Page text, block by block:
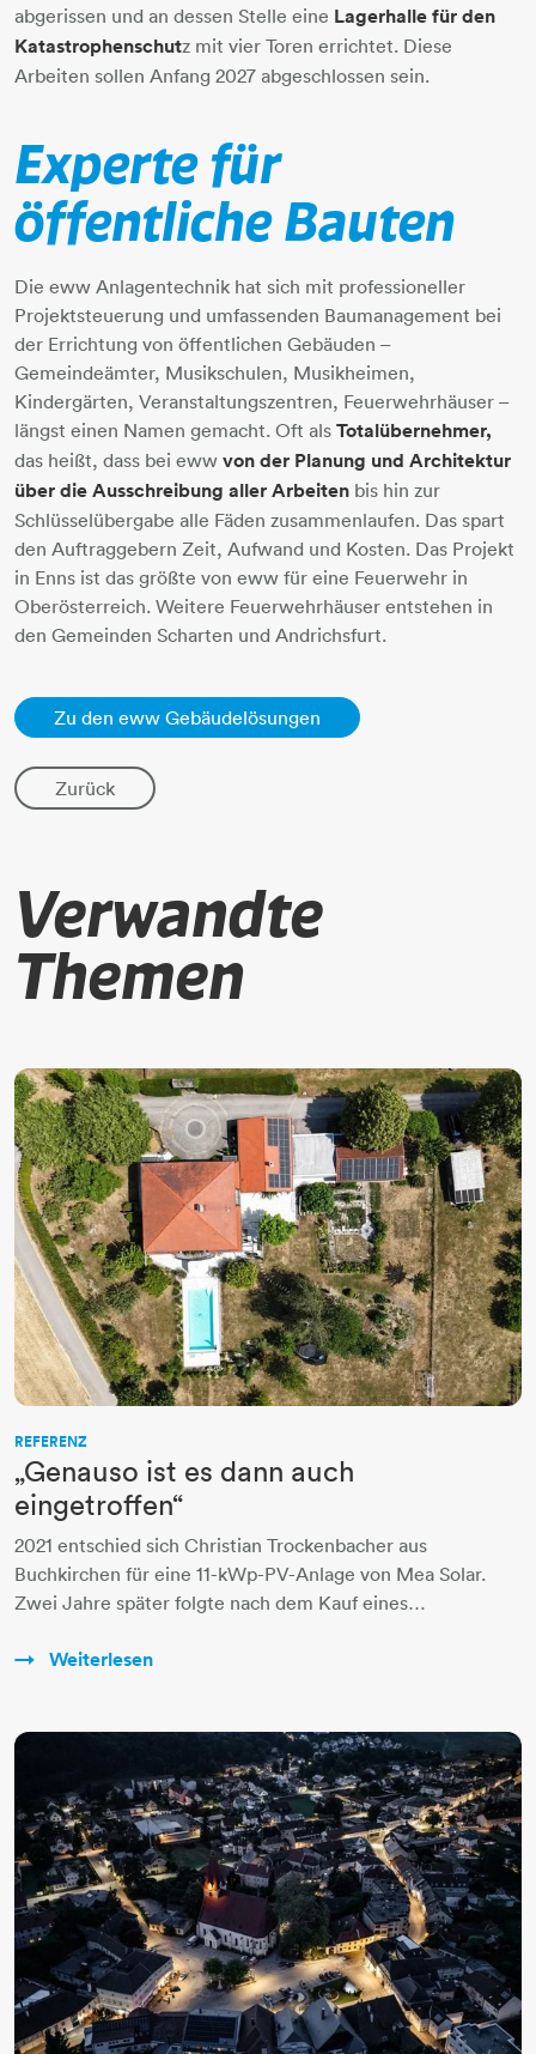
abgerissen und an dessen Stelle eine Lagerhalle für den
Katastrophenschutz mit vier Toren errichtet. Diese
Arbeiten sollen Anfang 2027 abgeschlossen sein.
Experte für
öffentliche Bauten
Die eww Anlagentechnik hat sich mit professioneller
Projektsteuerung und umfassenden Baumanagement bei
der Errichtung von öffentlichen Gebäuden –
Gemeindeämter, Musikschulen, Musikheimen,
Kindergärten, Veranstaltungszentren, Feuerwehrhäuser –
längst einen Namen gemacht. Oft als Totalübernehmer,
das heißt, dass bei eww von der Planung und Architektur
über die Ausschreibung aller Arbeiten bis hin zur
Schlüsselübergabe alle Fäden zusammenlaufen. Das spart
den Auftraggebern Zeit, Aufwand und Kosten. Das Projekt
in Enns ist das größte von eww für eine Feuerwehr in
Oberösterreich. Weitere Feuerwehrhäuser entstehen in
den Gemeinden Scharten und Andrichsfurt.
Zu den eww Gebäudelösungen
Zurück
Verwandte
Themen
REFERENZ
„Genauso ist es dann auch
eingetroffen“
2021 entschied sich Christian Trockenbacher aus
Buchkirchen für eine 11-kWp-PV-Anlage von Mea Solar.
Zwei Jahre später folgte nach dem Kauf eines…
Weiterlesen